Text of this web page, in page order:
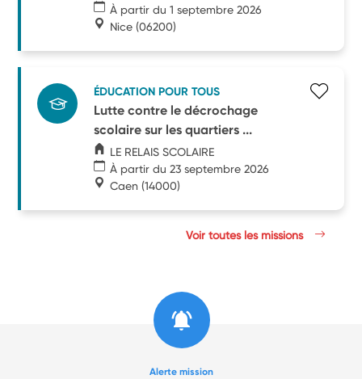
À partir du 1 septembre 2026
Nice (06200)
ÉDUCATION POUR TOUS
Lutte contre le décrochage
scolaire sur les quartiers ...
LE RELAIS SCOLAIRE
À partir du 23 septembre 2026
Caen (14000)
Voir toutes les missions
Alerte mission